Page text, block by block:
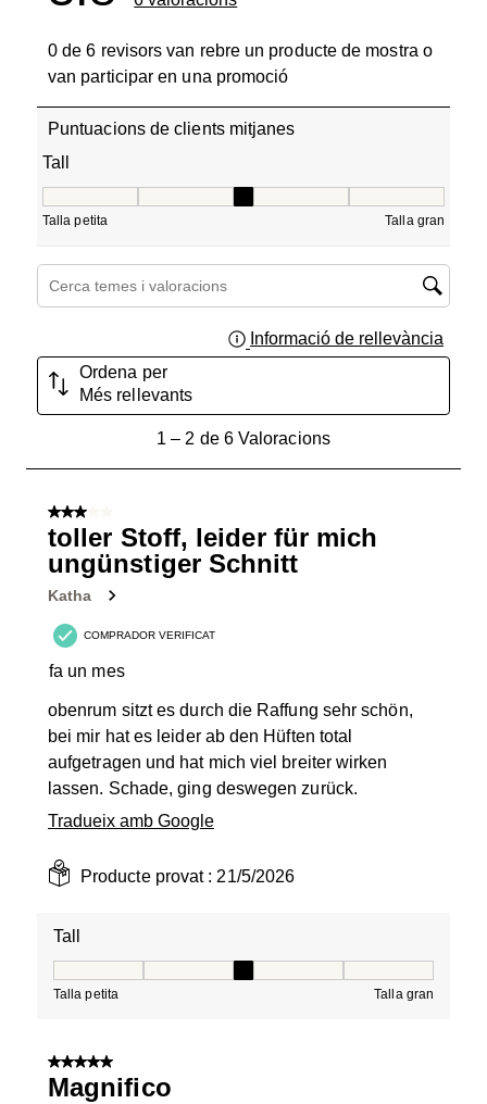
0 de 6 revisors van rebre un producte de mostra o
van participar en una promoció
Puntuacions de clients mitjanes
Tall
Talla petita Talla gran
Cerca temes i valoracions regió de cerca
Informació de rellevància
Ordena per
Més rellevants
Valoracions.
1 – 2 de 6 Valoracions
3 de 5 estrelles.
toller Stoff, leider für mich
ungünstiger Schnitt
Katha
COMPRADOR VERIFICAT
fa un mes
obenrum sitzt es durch die Raffung sehr schön,
bei mir hat es leider ab den Hüften total
aufgetragen und hat mich viel breiter wirken
lassen. Schade, ging deswegen zurück.
Tradueix amb Google
Producte provat :21/5/2026
Tall
Talla petita Talla gran
5 de 5 estrelles.
Magnifico